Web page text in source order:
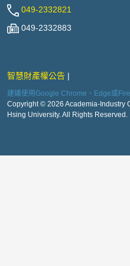
049-2332821
049-2332883
智慧財產權公告
建議使用Google Chrome、Edge或
Copyright © 2026 Academia-Industry
Hsing University. All Rights Reserved.